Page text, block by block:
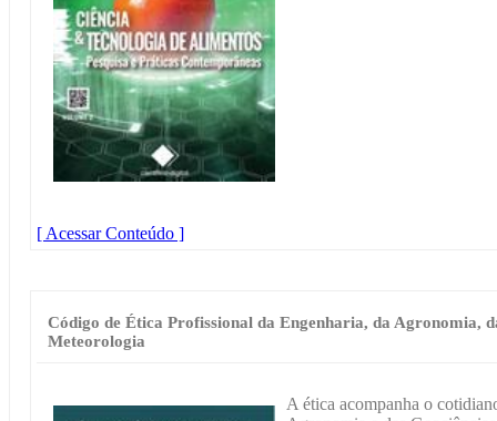
[ Acessar Conteúdo ]
Código de Ética Profissional da Engenharia, da Agronomia,
Meteorologia
A ética acompanha o